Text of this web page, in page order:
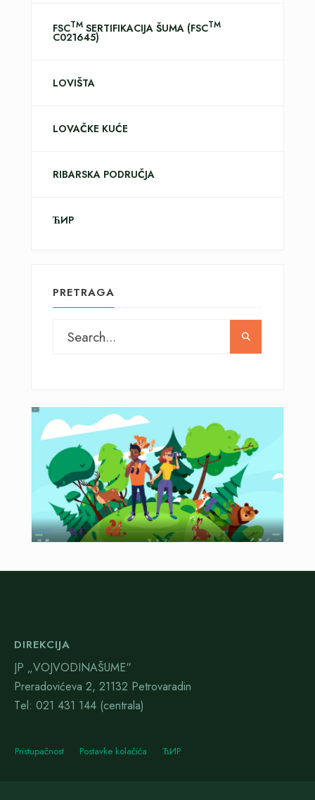
FSCTM SERTIFIKACIJA ŠUMA (FSCTM
C021645)
LOVIŠTA
LOVAČKE KUĆE
RIBARSKA PODRUČJA
ЋИР
PRETRAGA
DIREKCIJA
JP „VOJVODINAŠUME“
Preradovićeva 2, 21132 Petrovaradin
Тel: 021 431 144 (centrala)
Pristupačnost Postavke kolačića ЋИР